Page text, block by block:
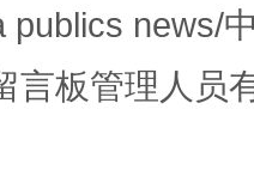
publics news/
言板管理人员